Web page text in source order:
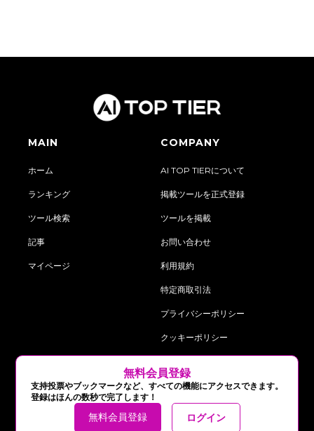
MAIN
ホーム
ランキング
ツール検索
記事
マイページ
COMPANY
AI TOP TIERについて
掲載ツールを正式登録
ツールを掲載
お問い合わせ
利用規約
特定商取引法
プライバシーポリシー
クッキーポリシー
follow us on:
‍無料会員登録
支持投票やブックマークなど、すべての機能にアクセスできます。
登録はほんの数秒で完了します！
無料会員登録 ログイン